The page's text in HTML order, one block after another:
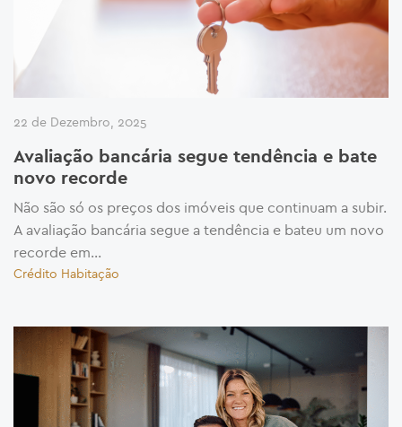
22 de Dezembro, 2025
Avaliação bancária segue tendência e bate
novo recorde
Não são só os preços dos imóveis que continuam a subir.
A avaliação bancária segue a tendência e bateu um novo
recorde em...
Crédito Habitação